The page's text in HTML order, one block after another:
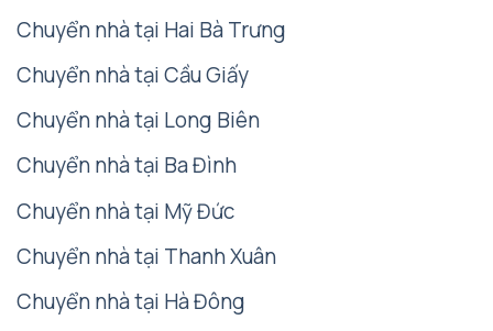
Chuyển nhà tại Hai Bà Trưng
Chuyển nhà tại Cầu Giấy
Chuyển nhà tại Long Biên
Chuyển nhà tại Ba Đình
Chuyển nhà tại Mỹ Đức
Chuyển nhà tại Thanh Xuân
Chuyển nhà tại Hà Đông